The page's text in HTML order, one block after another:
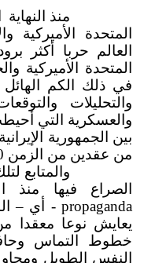
منذ
المتحدة الأميركية
العالم حربا أكثر
المتحدة الأميركية
في ذلك الكم الهائل
والتحليلات
والعسكرية التي
بين الجمهورية
من عقدين من الزمن 0
والمتابع
الصراع فيها منذ
propaganda - أي –
يعايش نوعا معقدا
خطوط التماس
النفس الطويل